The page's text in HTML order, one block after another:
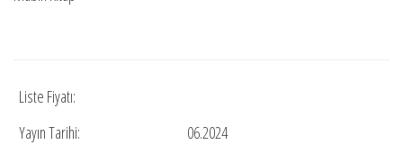
Liste Fiyatı:
Yayın Tarihi:
06.2024